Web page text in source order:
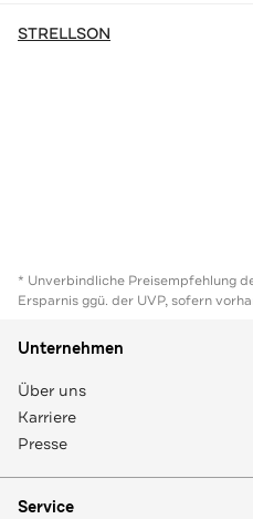
STRELLSON
* Unverbindliche Preisempfehlung
Ersparnis ggü. der UVP, sofern
Unternehmen
Über uns
Karriere
Presse
Service